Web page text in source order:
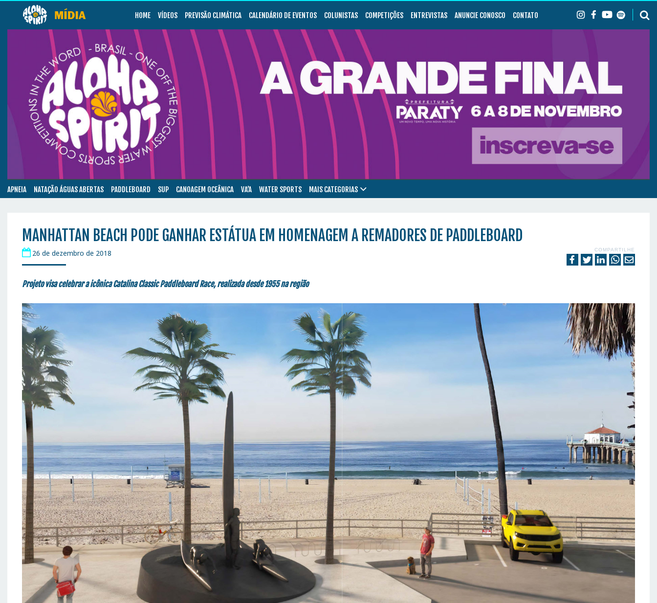
HOME VÍDEOS PREVISÃO CLIMÁTICA CALENDÁRIO DE EVENTOS COLUNISTAS COMPETIÇÕES ENTREVISTAS ANUNCIE CONOSCO CONTATO
APNEIA NATAÇÃO ÁGUAS ABERTAS PADDLEBOARD SUP CANOAGEM OCEÂNICA VA’A WATER SPORTS MAIS CATEGORIAS
MANHATTAN BEACH PODE GANHAR ESTÁTUA EM HOMENAGEM A REMADORES DE PADDLEBOARD
26 de dezembro de 2018 COMPARTILHE
Projeto visa celebrar a icônicaCatalina Classic Paddleboard Race, realizada desde 1955 na região